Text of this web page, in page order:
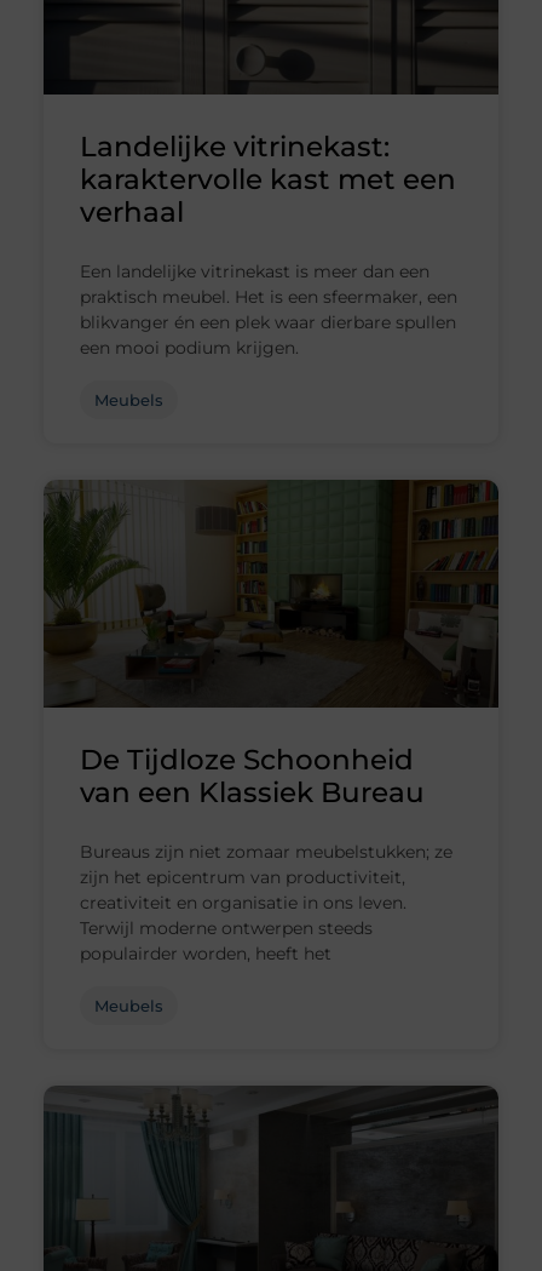
Landelijke vitrinekast:
karaktervolle kast met een
verhaal
Een landelijke vitrinekast is meer dan een
praktisch meubel. Het is een sfeermaker, een
blikvanger én een plek waar dierbare spullen
een mooi podium krijgen.
Meubels
De Tijdloze Schoonheid
van een Klassiek Bureau
Bureaus zijn niet zomaar meubelstukken; ze
zijn het epicentrum van productiviteit,
creativiteit en organisatie in ons leven.
Terwijl moderne ontwerpen steeds
populairder worden, heeft het
Meubels